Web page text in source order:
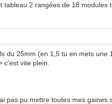
2 rangées de 18 modules
du 25mm (en 1,5 tu en mets une
vite plein.
pas pu mettre toutes mes gaines